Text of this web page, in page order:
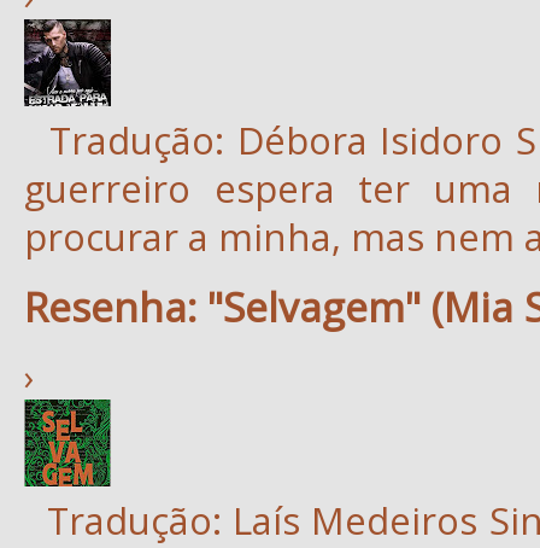
Tradução: Débora Isidoro
guerreiro espera ter uma
procurar a minha, mas nem
Resenha: "Selvagem" (Mia
›
Tradução: Laís Medeiros